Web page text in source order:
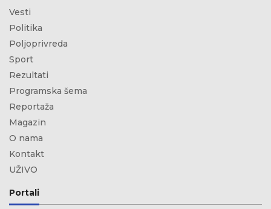
Vesti
Politika
Poljoprivreda
Sport
Rezultati
Programska šema
Reportaža
Magazin
O nama
Kontakt
UŽIVO
Portali